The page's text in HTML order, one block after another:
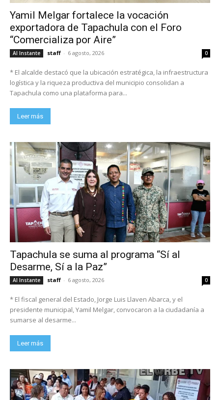
Yamil Melgar fortalece la vocación
exportadora de Tapachula con el Foro
“Comercializa por Aire”
Al Instante staff - 6 agosto, 2026 0
* El alcalde destacó que la ubicación estratégica, la infraestructura
logística y la riqueza productiva del municipio consolidan a
Tapachula como una plataforma para...
Leer más
Tapachula se suma al programa “Sí al
Desarme, Sí a la Paz”
Al Instante staff - 6 agosto, 2026 0
* El fiscal general del Estado, Jorge Luis Llaven Abarca, y el
presidente municipal, Yamil Melgar, convocaron a la ciudadanía a
sumarse al desarme...
Leer más